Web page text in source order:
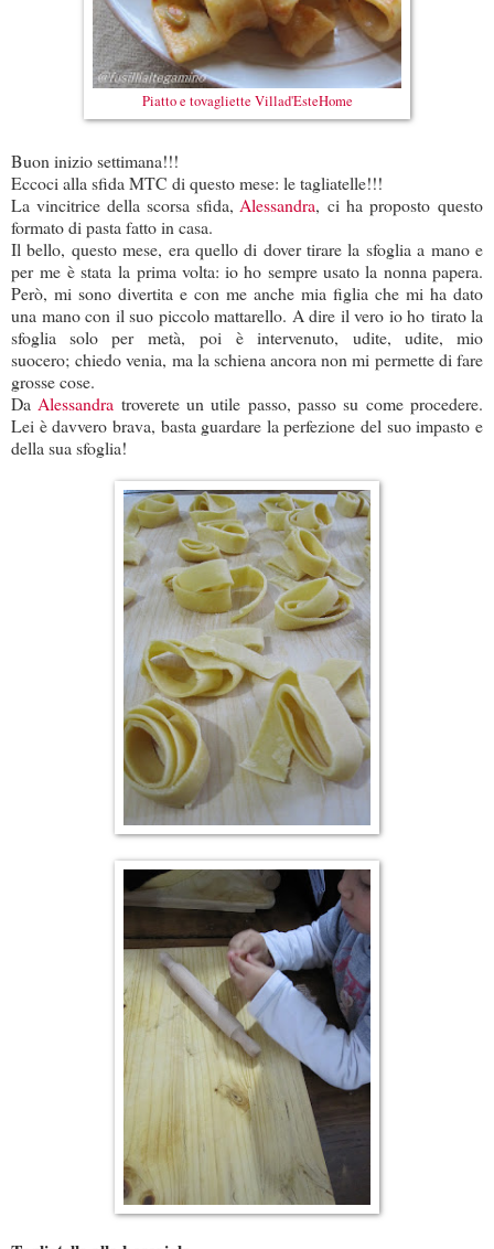
Piatto e tovagliette Villad'EsteHome
Buon inizio settimana!!!
Eccoci alla sfida MTC di questo mese: le tagliatelle!!!
La vincitrice della scorsa sfida, Alessandra, ci ha proposto questo
formato di pasta fatto in casa.
Il bello, questo mese, era quello di dover tirare la sfoglia a mano e
per me è stata la prima volta: io ho sempre usato la nonna papera.
Però, mi sono divertita e con me anche mia figlia che mi ha dato
una mano con il suo piccolo mattarello. A dire il vero io ho tirato la
sfoglia solo per metà, poi è intervenuto, udite, udite, mio
suocero; chiedo venia, ma la schiena ancora non mi permette di fare
grosse cose.
Da Alessandra troverete un utile passo, passo su come procedere.
Lei è davvero brava, basta guardare la perfezione del suo impasto e
della sua sfoglia!